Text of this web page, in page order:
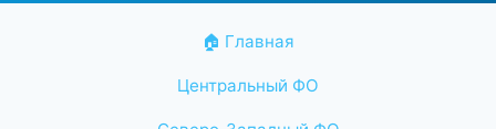
🏠 Главная
Центральный ФО